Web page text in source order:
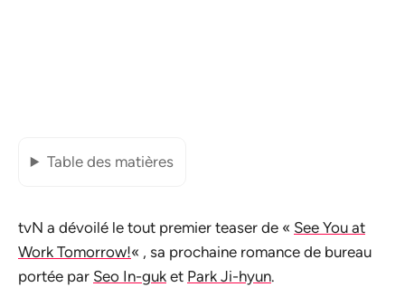
Table des matières
tvN a dévoilé le tout premier teaser de « See You at
Work Tomorrow!« , sa prochaine romance de bureau
portée par Seo In-guk et Park Ji-hyun.